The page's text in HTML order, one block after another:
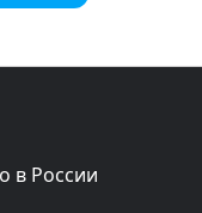
в России